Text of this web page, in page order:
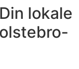
lokale